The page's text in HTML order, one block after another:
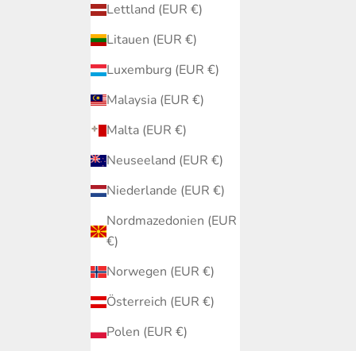
Lettland (EUR €)
Litauen (EUR €)
Luxemburg (EUR €)
Malaysia (EUR €)
Malta (EUR €)
Neuseeland (EUR €)
Niederlande (EUR €)
Nordmazedonien (EUR
€)
Norwegen (EUR €)
Österreich (EUR €)
Polen (EUR €)